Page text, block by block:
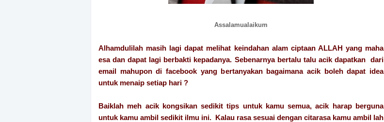
Assalamualaikum
Alhamdulilah masih lagi dapat melihat keindahan alam ciptaan ALLAH yang maha
esa dan dapat lagi berbakti kepadanya. Sebenarnya bertalu talu acik dapatkan dari
email mahupon di facebook yang bertanyakan bagaimana acik boleh dapat idea
untuk menaip setiap hari ?
Baiklah meh acik kongsikan sedikit tips untuk kamu semua, acik harap berguna
untuk kamu ambil sedikit ilmu ini. Kalau rasa sesuai dengan citarasa kamu ambil lah